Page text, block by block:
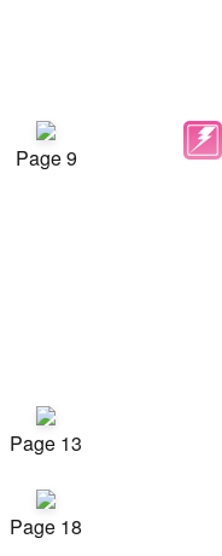
Page 9
Page 13
Page 18